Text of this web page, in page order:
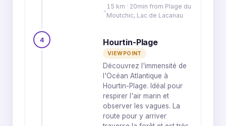
15 km · 20min from Plage du
Moutchic, Lac de Lacanau
4 Hourtin-Plage
VIEWPOINT
Découvrez l'immensité de
l'Océan Atlantique à
Hourtin-Plage. Idéal pour
respirer l'air marin et
observer les vagues. La
route pour y arriver